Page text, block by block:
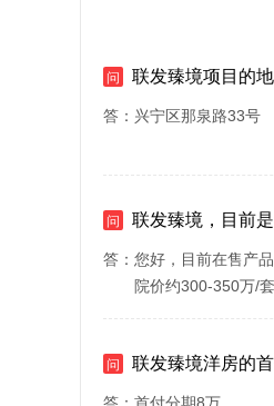
问 联发臻境项目的
答： 兴宁区那泉路33号
问 联发臻境，目前
答： 您好，目前在售产
院价约300-350万/
问 联发臻境洋房的